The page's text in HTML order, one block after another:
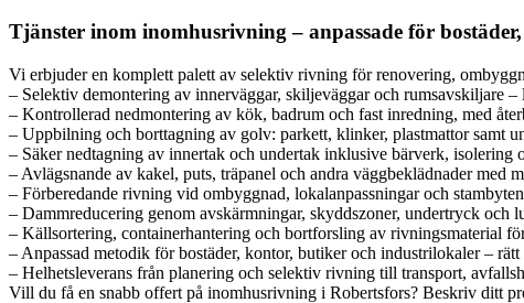
Tjänster inom inomhusrivning – anpassade för
Vi erbjuder en komplett palett av selektiv rivning för renovering,
– Selektiv demontering av innerväggar, skiljeväggar och rumsavskiljare
– Kontrollerad nedmontering av kök, badrum och fast inredning, med
– Uppbilning och borttagning av golv: parkett, klinker, plastmattor samt
– Säker nedtagning av innertak och undertak inklusive bärverk, isolering
– Avlägsnande av kakel, puts, träpanel och andra väggbeklädnader med
– Förberedande rivning vid ombyggnad, lokalanpassningar och
– Dammreducering genom avskärmningar, skyddszoner, undertryck
– Källsortering, containerhantering och bortforsling av rivningsmaterial
– Anpassad metodik för bostäder, kontor, butiker och industrilokaler –
– Helhetsleverans från planering och selektiv rivning till transport,
Vill du få en snabb offert på inomhusrivning i Robertsfors? Beskriv ditt